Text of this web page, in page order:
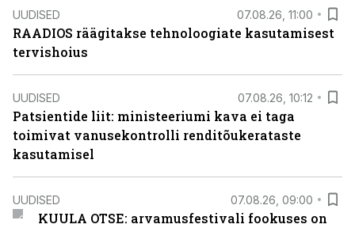
UUDISED 07.08.26, 11:00
RAADIOS räägitakse tehnoloogiate kasutamisest
tervishoius
UUDISED 07.08.26, 10:12
Patsientide liit: ministeeriumi kava ei taga
toimivat vanusekontrolli renditõukerataste
kasutamisel
UUDISED 07.08.26, 09:00
KUULA OTSE: arvamusfestivali fookuses on